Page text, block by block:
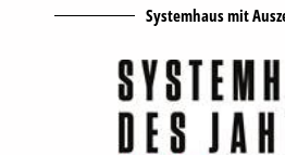
Systemhaus mit